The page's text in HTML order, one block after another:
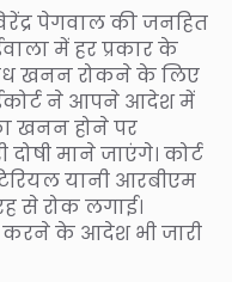
पेगवाल की जनहित
में हर प्रकार के
खनन रोकने के लिए
ने आपने आदेश में
खनन होने पर
माने जाएंगे। कोर्ट
यानी आरबीएम
से रोक लगाई।
करने के आदेश भी जारी